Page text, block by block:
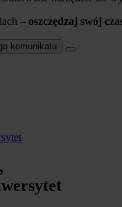
– oszczędzaj swój
komunikatu